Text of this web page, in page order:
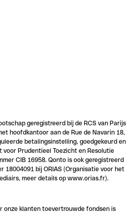
geregistreerd bij de RCS van Parijs
hoofdkantoor aan de Rue de Navarin 18,
betalingsinstelling, goedgekeurd en
Prudentieel Toezicht en Resolutie
CIB 16958. Qonto is ook geregistreerd
18004091 bij ORIAS (Organisatie voor het
meer details op www.orias.fr).
onze klanten toevertrouwde fondsen is